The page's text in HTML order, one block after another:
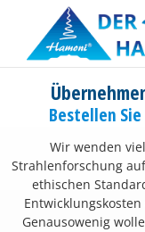
content
Bestellen
Wir wenden
Strahlenforschung
ethischen
Genausowenig